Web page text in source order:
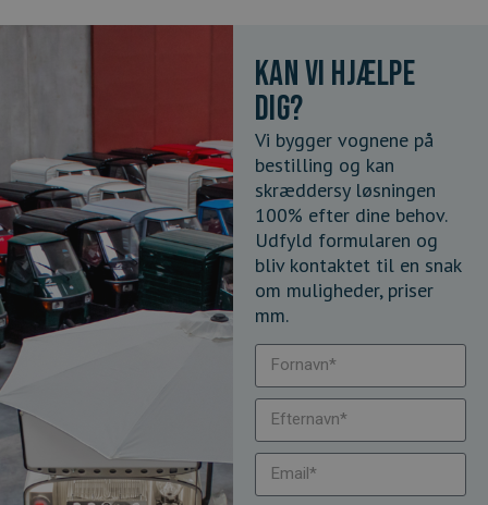
Kan vi hjælpe
dig?
Vi bygger vognene på
bestilling og kan
skræddersy løsningen
100% efter dine behov.
Udfyld formularen og
bliv kontaktet til en snak
om muligheder, priser
mm.